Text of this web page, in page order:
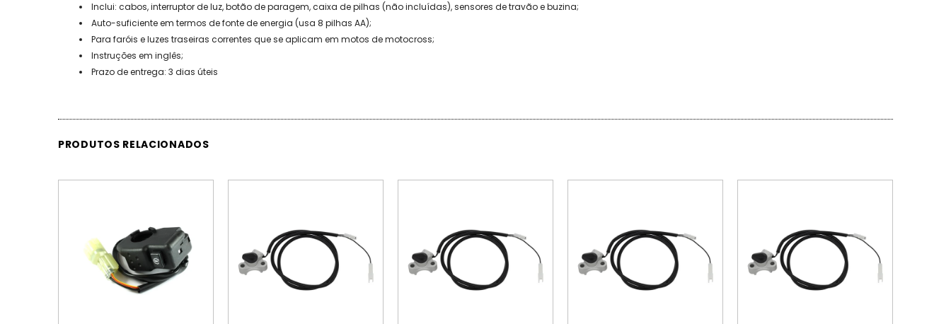
Inclui: cabos, interruptor de luz, botão de paragem, caixa de pilhas (não incluídas), sensores de travão e buzina;
Auto-suficiente em termos de fonte de energia (usa 8 pilhas AA);
Para faróis e luzes traseiras correntes que se aplicam em motos de motocross;
Instruções em inglês;
Prazo de entrega: 3 dias úteis
PRODUTOS RELACIONADOS